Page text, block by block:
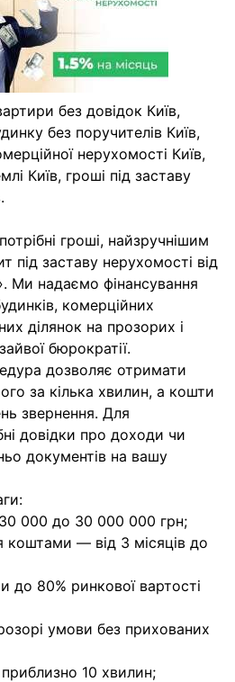
без довідок Київ,
без поручителів Київ,
нерухомості Київ,
Київ, гроші під заставу
гроші, найзручнішим
під заставу нерухомості від
Ми надаємо фінансування
комерційних
ділянок на прозорих і
бюрократії.
дозволяє отримати
за кілька хвилин, а кошти
звернення. Для
довідки про доходи чи
документів на вашу
000 до 30 000 000 грн;
коштами — від 3 місяців до
до 80% ринкової вартості
умови без прихованих
10 хвилин;